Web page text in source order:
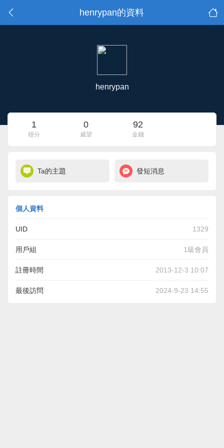
henrypan的資料
henrypan
1
積分
0
威望
92
金錢
Ta的主題 發短消息
個人資料
UID 1329
用戶組 1級會員
註冊時間 2013-12-3 10:07
最後訪問 2024-9-23 14:55